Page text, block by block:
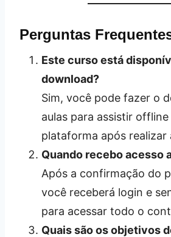
Perguntas
Este curso está
download?
Sim, você pode fazer o
aulas para assistir
plataforma após realizar
Quando recebo acesso
Após a confirmação do
você receberá login e
para acessar todo o
Quais são os objetivos